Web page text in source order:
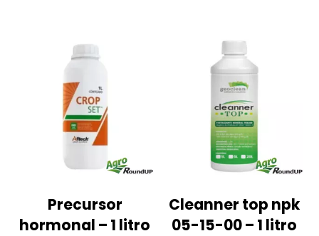
Precursor
hormonal – 1 litro
Cleanner top npk
05-15-00 – 1 litro